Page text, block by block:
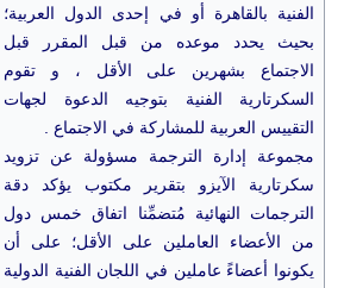
الفنية بالقاهرة أو في إحدى الدول العربية؛
بحيث يحدد موعده من قبل المقرر قبل
الاجتماع بشهرين على الأقل ، و تقوم
السكرتارية الفنية بتوجيه الدعوة لجهات
التقييس العربية للمشاركة في الاجتماع .
مجموعة إدارة الترجمة مسؤولة عن تزويد
سكرتارية الآيزو بتقرير مكتوب يؤكد دقة
الترجمات النهائية مُتضمِّنا اتفاق خمس دول
من الأعضاء العاملين على الأقل؛ على أن
يكونوا أعضاءً عاملين في اللجان الفنية الدولية